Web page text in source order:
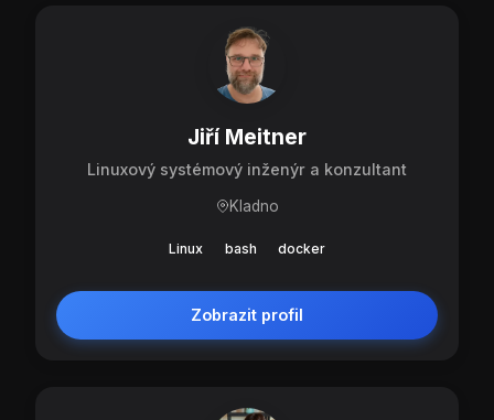
Jiří Meitner
Linuxový systémový inženýr a konzultant
Kladno
Linux bash docker
Zobrazit profil